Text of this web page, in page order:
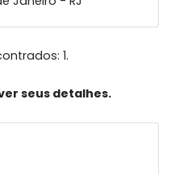
1.
seus detalhes.